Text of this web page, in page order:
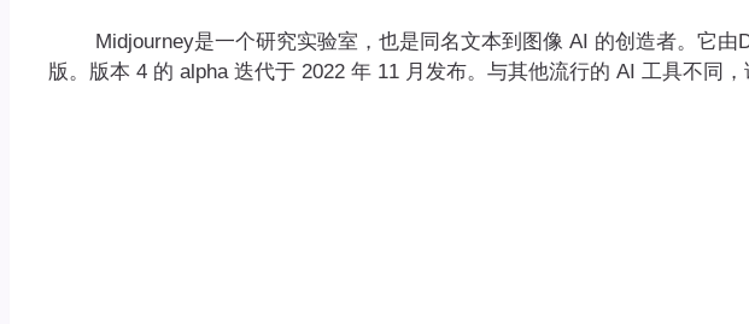
Midjourney是一个研究实验室，也是同名文本到图像 AI 的创造者。它由
版。版本 4 的 alpha 迭代于 2022 年 11 月发布。与其他流行的 AI 工具不同，